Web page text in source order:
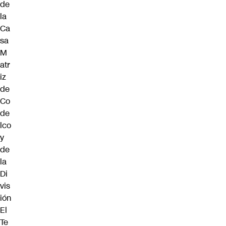
de
la
Ca
sa
M
atr
iz
de
Co
de
lco
y
de
la
Di
vis
ión
El
Te